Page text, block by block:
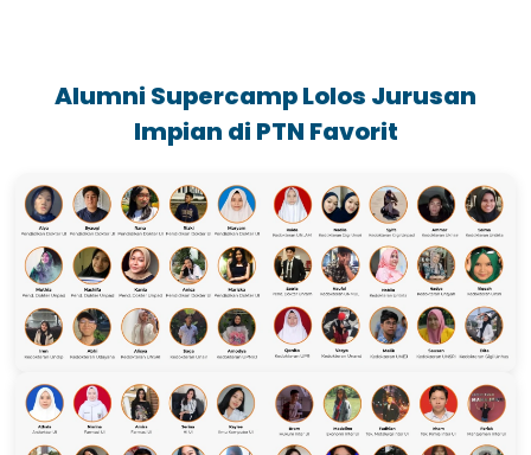
Alumni Supercamp Lolos Jurusan
Impian di PTN Favorit